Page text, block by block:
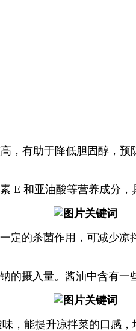
，有助于降低胆固醇，
E 和亚油酸等营养成分
定的杀菌作用，可减少
摄入量。酱油中含有一
，能提升凉拌菜的口感